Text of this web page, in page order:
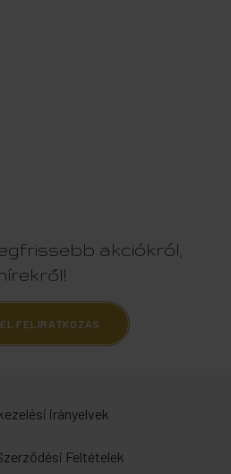
akciókról,
FELIRATKOZÁS
irányelvek
Feltételek